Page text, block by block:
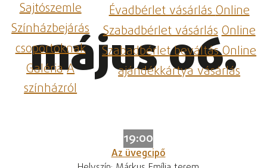
Sajtószemle
Színházbejárás
csoportoknak
GalériaA
színházról
Évadbérlet vásárlásOnline
Szabadbérlet vásárlásOnline
Szabadbérlet beváltásOnline
ajándékkártya vásárlás
május 06.
19:00
Az üvegcipő